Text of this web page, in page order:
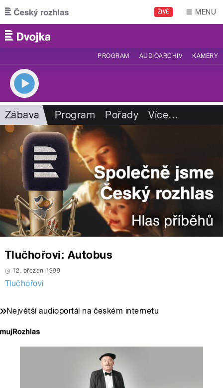
Přejít k hlavnímu obsahu
ŽIVĚ MENU
PROGRAM AUDIOARCHIV KAMERY
Zábava Program Pořady Více…
Tlučhořovi: Autobus
12. březen 1999
Tlučhořovi
Největší audioportál na českém internetu